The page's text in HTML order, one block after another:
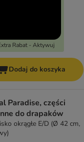
Rabat - Aktywuj
Dodaj do koszyka
Paradise, części
do drapaków
okrągłe E/D (Ø 42 cm,